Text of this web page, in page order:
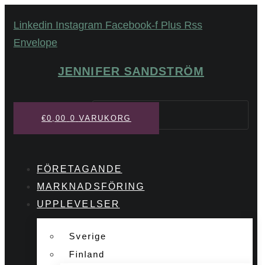
till
innehåll
Linkedin Instagram Facebook-f Plus Rss
Envelope
JENNIFER SANDSTRÖM
Sök
€0,00 0 VARUKORG
FÖRETAGANDE
MARKNADSFÖRING
UPPLEVELSER
Sverige
Finland